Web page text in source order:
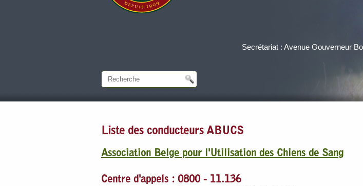
Secrétariat : Avenue Gouverneur
Liste des conducteurs ABUCS
Association Belge pour l'Utilisation des Chiens de Sang
Centre d'appels : 0800 - 11.136